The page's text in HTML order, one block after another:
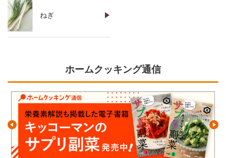
ねぎ
ホームクッキング通信